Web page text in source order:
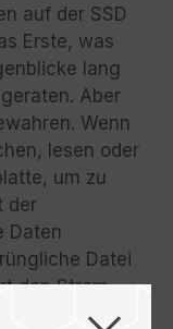
auf der SSD
Erste, was
lang
Aber
Wenn
lesen oder
um zu
der
Daten
Datei
den Strom
die Daten